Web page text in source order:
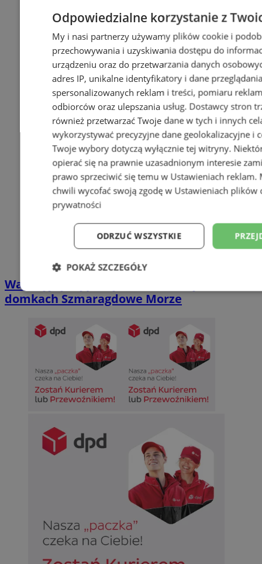
Wakacyjny wypoczynek nad Bałtykiem w
domkach Szmaragdowe Morze
Odpowiedzialne korzystanie z
My i nasi partnerzy używamy plików cookie i
przechowywania i uzyskiwania dostępu do
urządzeniu oraz do przetwarzania danych
adres IP, unikalne identyfikatory i dane
spersonalizowanych reklam i treści, pomiaru
odbiorców oraz ulepszania usług. Dostawcy stron
również przetwarzać Twoje dane w tych i innych
wykorzystywać precyzyjne dane geolokalizacyjne i
Twoje wybory dotyczą wyłącznie tej witryny.
opierać się na prawnie uzasadnionym interesie
prawo sprzeciwić się temu w Ustawieniach reklam.
chwili wycofać swoją zgodę w Ustawieniach plików
prywatności
ODRZUĆ WSZYSTKIE
POKAŻ SZCZEGÓŁY
Niezbędne Wydajność
Niesklasyfikowane
Niezbędne pliki cookie umożliwiają korzystanie z podstawowych
takich jak logowanie użytkownika i zarządzanie kontem. Bez
można prawidłowo korzystać ze strony internetowej.
Provider
/
Domena
sosnowiecki.pl
QeSessID